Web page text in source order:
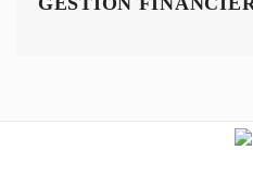
A DISPOSICIÓN SU